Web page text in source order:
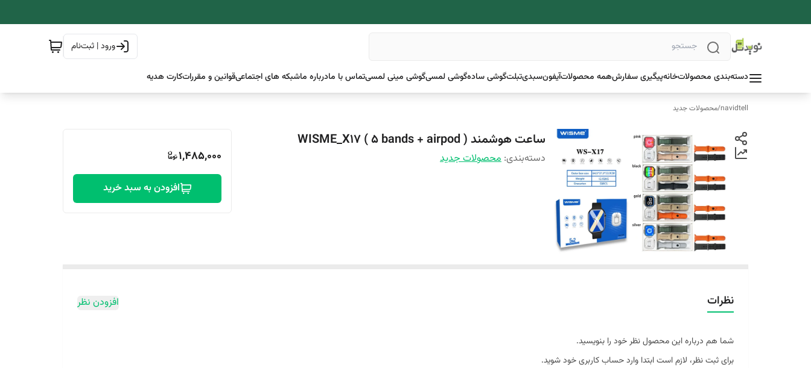
ورود | ثبت‌نام
دسته‌بندی محصولاتخانهپیگیری سفارشهمه محصولاتآیفونسبدیتبلتگوشی سادهگوشی لمسیگوشی مینی لمسیتماس با مادرباره ماشبکه های اجتماعیقوانین و مقرراتکارت هدیه
navidtell
/محصولات جدید
ساعت هوشمند WISME_X17 ( 5 bands + airpod )
دسته‌بندی: محصولات جدید 1,485,000
افزودن به سبد خرید
نظرات افزودن نظر
شما هم درباره این محصول نظر خود را بنویسید.
برای ثبت نظر، لازم است ابتدا وارد حساب کاربری خود شوید.